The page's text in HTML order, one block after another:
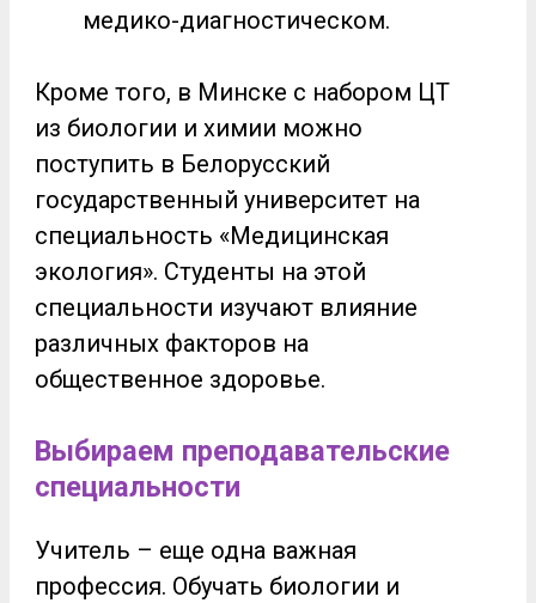
медико-диагностическом.
Кроме того, в Минске с набором ЦТ
из биологии и химии можно
поступить в Белорусский
государственный университет на
специальность «Медицинская
экология». Студенты на этой
специальности изучают влияние
различных факторов на
общественное здоровье.
Выбираем преподавательские
специальности
Учитель – еще одна важная
профессия. Обучать биологии и